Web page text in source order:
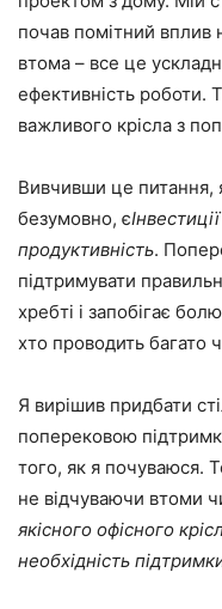
почав помітний вплив
втома – все це
ефективність роботи.
важливого крісла з
Вивчивши це питання,
безумовно, є
продуктивність.
підтримувати
хребті і запобігає
хто проводить багато
Я вирішив придбати
поперековою
того, як я почуваюся.
не відчуваючи втоми
якісного офісного
необхідність